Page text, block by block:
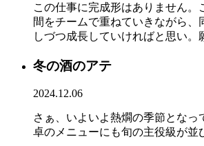
この仕事に完成形はありません。
間をチームで重ねていきながら、
しづつ成長していければと思い。
冬の酒のアテ
2024.12.06
さぁ、いよいよ熱燗の季節となっ
卓のメニューにも旬の主役級が並